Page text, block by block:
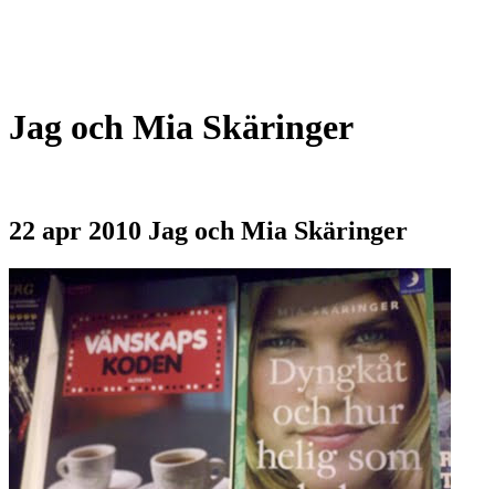
Jag och Mia Skäringer
22 apr 2010 Jag och Mia Skäringer